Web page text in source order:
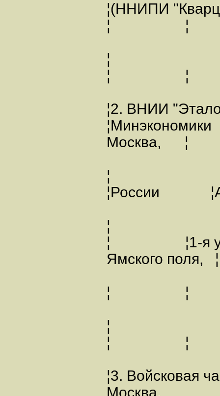
¦(ННИПИ
¦
¦
¦
¦2. ВНИИ
Москва, ¦
¦
¦России
¦
¦ ¦1-я
Ямского поля, ¦
¦ ¦
¦
¦
¦3. Войсковая
Москва,